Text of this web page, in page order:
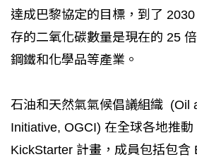
達成巴黎協定的目標，到了
存的二氧化碳數量是現在的 25
鋼鐵和化學品等產業。
石油和天然氣氣候倡議組織 (Oil
Initiative, OGCI) 在全球各地推動
KickStarter 計畫，成員包括包含